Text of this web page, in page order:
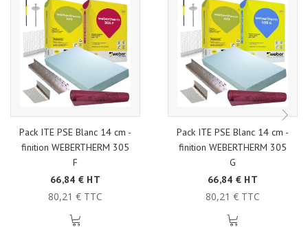
Pack ITE PSE Blanc 14 cm -
finition WEBERTHERM 305
F
66,84 € HT
80,21 € TTC
Pack ITE PSE Blanc 14 cm -
finition WEBERTHERM 305
G
66,84 € HT
80,21 € TTC